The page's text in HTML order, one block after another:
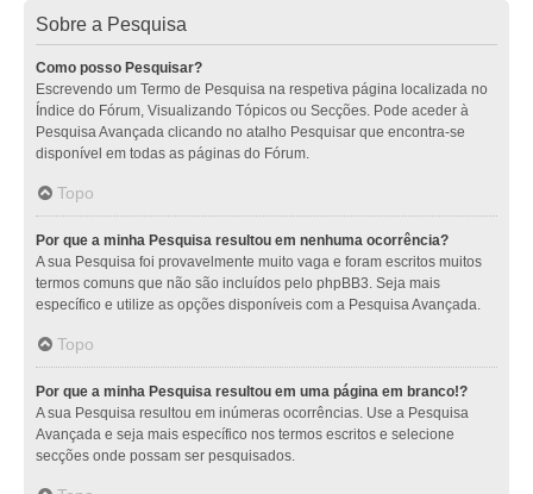
Sobre a Pesquisa
Como posso Pesquisar?
Escrevendo um Termo de Pesquisa na respetiva página localizada no
Índice do Fórum, Visualizando Tópicos ou Secções. Pode aceder à
Pesquisa Avançada clicando no atalho Pesquisar que encontra-se
disponível em todas as páginas do Fórum.
Topo
Por que a minha Pesquisa resultou em nenhuma ocorrência?
A sua Pesquisa foi provavelmente muito vaga e foram escritos muitos
termos comuns que não são incluídos pelo phpBB3. Seja mais
específico e utilize as opções disponíveis com a Pesquisa Avançada.
Topo
Por que a minha Pesquisa resultou em uma página em branco!?
A sua Pesquisa resultou em inúmeras ocorrências. Use a Pesquisa
Avançada e seja mais específico nos termos escritos e selecione
secções onde possam ser pesquisados.